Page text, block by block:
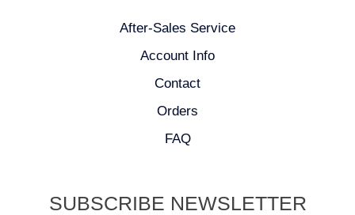
After-Sales Service
Account Info
Contact
Orders
FAQ
SUBSCRIBE NEWSLETTER